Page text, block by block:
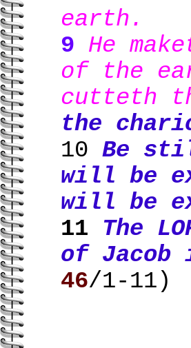
earth.
9 He
of the
cutteth
the
10 Be
will be
will be
11
The
of Jacob
46/1-11)